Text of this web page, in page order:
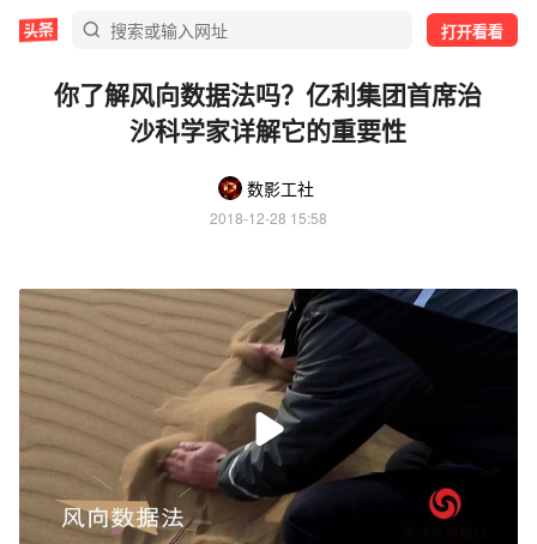
打开看看
你了解风向数据法吗？亿利集团首席治
沙科学家详解它的重要性
数影工社
2018-12-28 15:58